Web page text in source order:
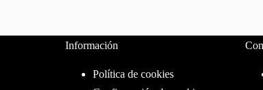
Información
Política de cookies